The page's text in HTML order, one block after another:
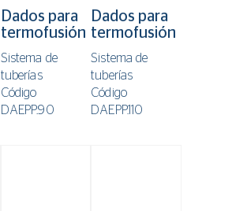
Dados para
termofusión
Sistema de
tuberías
Código
DAEPP.90
Dados para
termofusión
Sistema de
tuberías
Código
DAEPP.110